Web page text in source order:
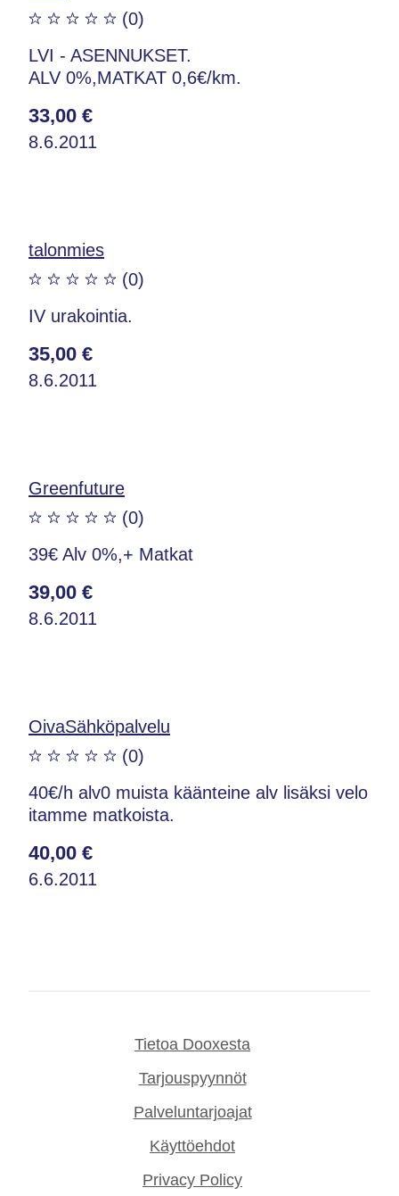
(0)
LVI - ASENNUKSET.
ALV 0%,MATKAT 0,6€/km.
33,00 €
8.6.2011
talonmies
(0)
IV urakointia.
35,00 €
8.6.2011
Greenfuture
(0)
39€ Alv 0%,+ Matkat
39,00 €
8.6.2011
OivaSähköpalvelu
(0)
40€/h alv0 muista käänteine alv lisäksi velo
itamme matkoista.
40,00 €
6.6.2011
Tietoa Dooxesta
Tarjouspyynnöt
Palveluntarjoajat
Käyttöehdot
Privacy Policy